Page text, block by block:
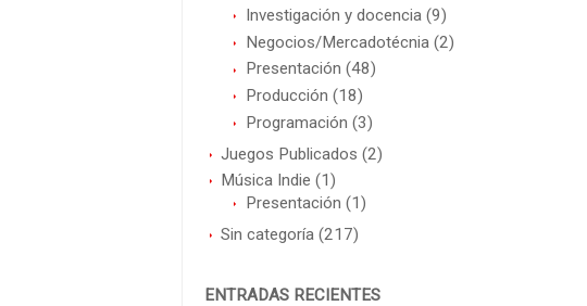
Investigación y docencia(9)
Negocios/Mercadotécnia(2)
Presentación (48)
Producción (18)
Programación (3)
Juegos Publicados (2)
Música Indie (1)
Presentación (1)
Sin categoría (217)
ENTRADAS RECIENTES